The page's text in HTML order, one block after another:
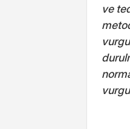
ve